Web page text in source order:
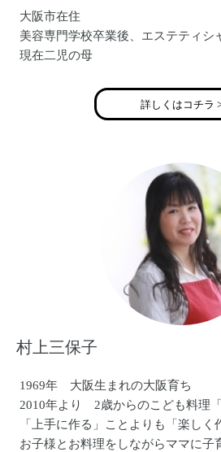
大阪市在住
美容専門学校卒業後、エステティシ
現在二児の母
詳しくはコチラ
村上三保子
1969年 大阪生まれの大阪育ち
2010年より 2歳からのこども料理
「上手に作る」ことよりも「楽しく
お子様とお料理をしながらママに子